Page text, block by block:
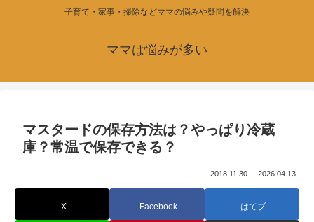
子育て・家事・掃除などママの悩みや疑問を解決
ママは悩みが多い
マスタードの保存方法は？やっぱり冷蔵
庫？常温で保存できる？
2018.11.30 2026.04.13
X Facebook はてブ